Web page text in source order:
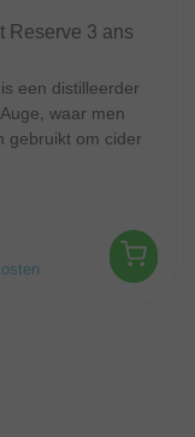
Reserve 3 ans
een distilleerder
waar men
gebruikt om cider
Calvad...